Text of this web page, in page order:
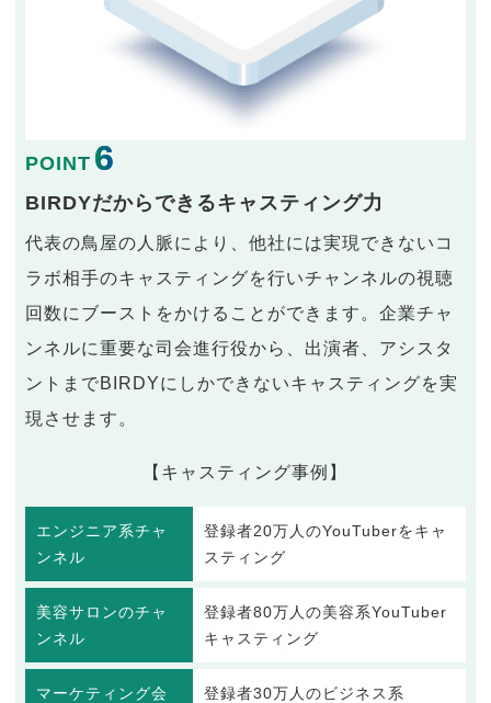
POINT 6
BIRDYだからできるキャスティング力
代表の鳥屋の人脈により、他社には実現できないコ
ラボ相手のキャスティングを行いチャンネルの視聴
回数にブーストをかけることができます。企業チャ
ンネルに重要な司会進行役から、出演者、アシスタ
ントまでBIRDYにしかできないキャスティングを実
現させます。
【キャスティング事例】
エンジニア系チャ
ンネル
登録者20万人のYouTuberをキャ
スティング
美容サロンのチャ
ンネル
登録者80万人の美容系YouTuber
キャスティング
マーケティング会
登録者30万人のビジネス系